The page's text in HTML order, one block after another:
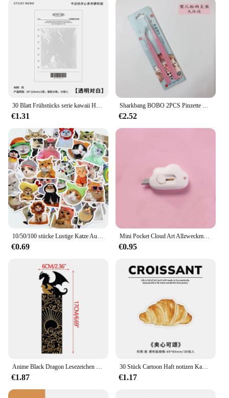
30 Blatt Frühstücks serie kawaii Haft notiz einfache niedliche Notizblock Nachrichten papier Student zu tun Liste Notizen Schul briefpapier
€1.31
Sharkbang BOBO 2PCS Pinzette Scrapbook Aufkleber Washi Tape Picking Multi-Tool Briefpapier DIY Junk Journal Album Schulbedarf
€2.52
10/50/100 stücke Lustige Katze Aufkleber Cartoon Nette Aufkleber Spielzeug Schreibwaren Gitarre Telefon Fahrrad Laptop Gepäck Auto Graffiti kinder Aufkleber
€0.69
Mini Pocket Cloud Art Allzweckmesser Box Messer Papierschneider Handwerk Verpackung nachfüllbare Klinge Briefpapier
€0.95
Anime Black Dragon Lesezeichen sammeln Geschenk für Buch liebhaber Acryl Lesezeichen Briefpapier Zubehör für Männer Frauen Freunde Lehrer
€1.87
30 Stück Cartoon Haft notizen Kawaii Brot Toast Kaffee Memo Pads Aufkleber Student Geschenke Briefpapier Schule Bürobedarf
€1.17